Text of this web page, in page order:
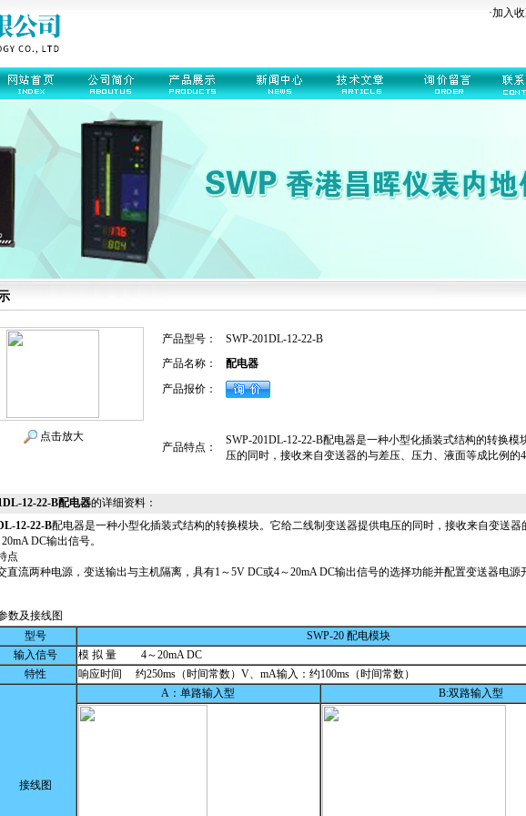
·加入
点击放大
产品型号：
SWP-201DL-12-22-B
产品名称：
配电器
产品报价：
产品特点：
SWP-201DL-12-22-B配电器是一种小型化插装式结构的转换
压的同时，接收来自变送器的与差压、压力、液面等成比例的4
12-22-B配电器的详细资料：
12-22-B配电器是一种小型化插装式结构的转换模块。它给二线制变送器提供电压的同时，接收来自变送
DC输出信号。
点
两种电源，变送输出与主机隔离，具有1～5V DC或4～20mA DC输出信号的选择功能并配置变送器电源
数及接线图
型号
SWP-20 配电模块
输入信号
模 拟 量 4～20mA DC
特性
响应时间 约250ms（时间常数）V、mA输入：约100ms（时间常数）
接线图
A：单路输入型 B:双路输入型